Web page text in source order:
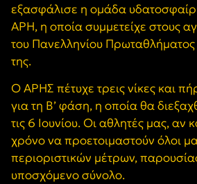
εξασφάλισε η ομάδα
ΑΡΗ, η οποία συμμετείχε στους
του Πανελληνίου Πρωταθλήματος
της.
Ο ΑΡΗΣ πέτυχε τρεις νίκες και
για τη Β’ φάση, η οποία θα
τις 6 Ιουνίου. Οι αθλητές μας, αν
χρόνο να προετοιμαστούν όλοι
περιοριστικών μέτρων,
υποσχόμενο σύνολο.